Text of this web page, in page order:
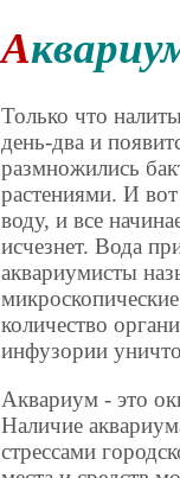
Только что
день-два и
размножились
растениями. И
воду, и все
исчезнет. Вода
аквариумисты
количество
инфузории
Аквариум - это
Наличие
стрессами